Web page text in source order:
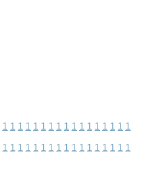
1 1 1 1 1 1 1 1 1 1 1 1 1 1 1 1 1
1 1 1 1 1 1 1 1 1 1 1 1 1 1 1 1 1